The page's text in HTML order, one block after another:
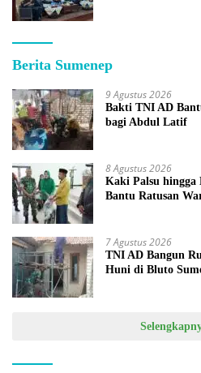
Berita Sumenep
9 Agustus 2026
Bakti TNI AD
bagi Abdul Latif
8 Agustus 2026
Kaki Palsu
Bantu Ratusan
7 Agustus 2026
TNI AD Bangun
Huni di Bluto